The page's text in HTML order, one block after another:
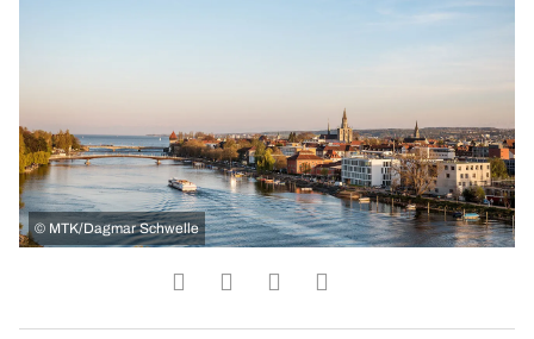
© MTK/Dagmar Schwelle